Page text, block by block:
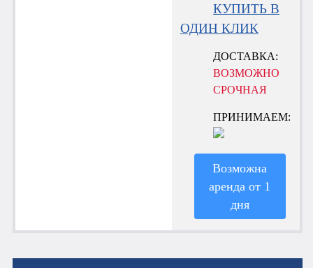
КУПИТЬ В
ОДИН КЛИК
ДОСТАВКА:
ВОЗМОЖНО
СРОЧНАЯ
ПРИНИМАЕМ:
Возможна
аренда от 1
дня